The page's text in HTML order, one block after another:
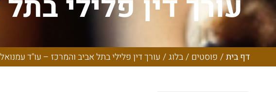
טראץ: דף בית/ פוסטים /בלוג/ עורך דין פלילי בתל אביב והמרכז – עו"ד